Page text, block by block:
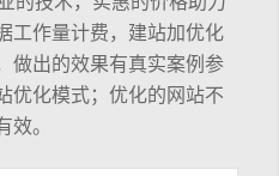
工作量计费，建站加优化
做出的效果有真实案例参
优化模式；优化的网站不
。